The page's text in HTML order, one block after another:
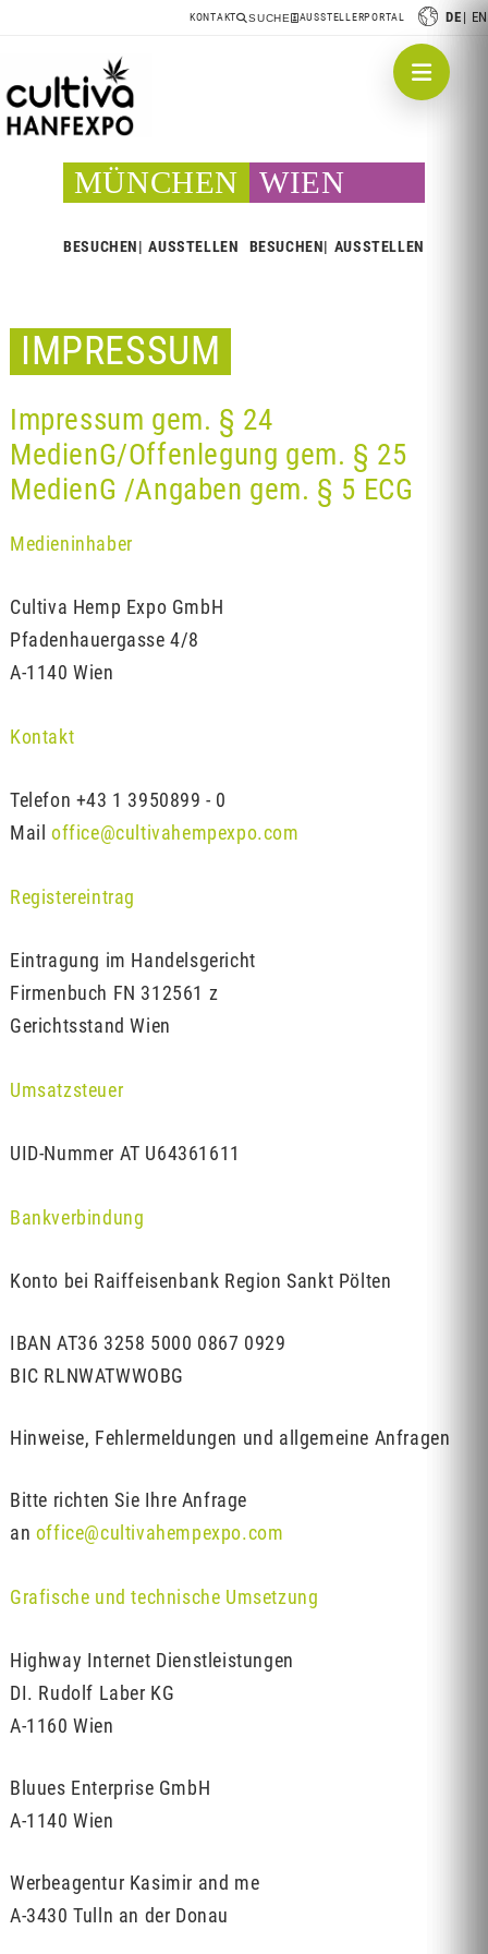
KONTAKT SUCHE AUSSTELLERPORTAL DE EN
MÜNCHEN
BESUCHEN AUSSTELLEN
WIEN
BESUCHEN AUSSTELLEN
IMPRESSUM
Impressum gem. § 24
MedienG/Offenlegung gem. § 25
MedienG /Angaben gem. § 5 ECG
Medieninhaber
Cultiva Hemp Expo GmbH
Pfadenhauergasse 4/8
A-1140 Wien
Kontakt
Telefon +43 1 3950899 - 0
Mail office@cultivahempexpo.com
Registereintrag
Eintragung im Handelsgericht
Firmenbuch FN 312561 z
Gerichtsstand Wien
Umsatzsteuer
UID-Nummer AT U64361611
Bankverbindung
Konto bei Raiffeisenbank Region Sankt Pölten
IBAN AT36 3258 5000 0867 0929
BIC RLNWATWWOBG
Hinweise, Fehlermeldungen und allgemeine Anfragen
Bitte richten Sie Ihre Anfrage
an office@cultivahempexpo.com
Grafische und technische Umsetzung
Highway Internet Dienstleistungen
DI. Rudolf Laber KG
A-1160 Wien
Bluues Enterprise GmbH
A-1140 Wien
Werbeagentur Kasimir and me
A-3430 Tulln an der Donau